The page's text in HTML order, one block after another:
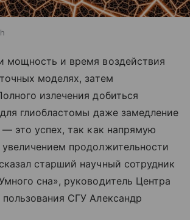
мощность и время воздействия
моделях, затем
излечения добиться
глиобластомы даже замедление
это успех, так как напрямую
продолжительности
старший научный сотрудник
сна», руководитель Центра
пользования СГУ Александр